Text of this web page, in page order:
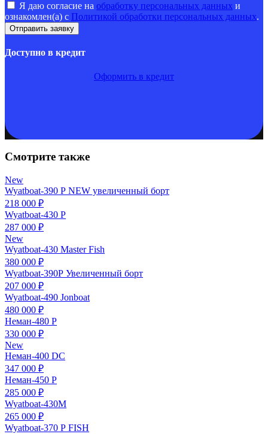
Я даю согласие на обработку персональных данных и
ознакомлен(а) с Политикой обработки персональных данных.
Доступно в кредит
Оформить в кредит
Смотрите также
New
Wyatboat-390 Р NEW увеличенный борт
218 000 ₽
Wyatboat-430 Р
287 000 ₽
New
Wyatboat-430 Master Fish
380 000 ₽
Wyatboat-390Р Увеличенный борт
207 000 ₽
Wyatboat-490 Jonboat
480 000 ₽
Неман-480 Р
330 000 ₽
New
Неман-400 DC
347 000 ₽
Неман-450 Р
285 000 ₽
Wyatboat-430М
265 000 ₽
Wyatboat-370 Р FISH